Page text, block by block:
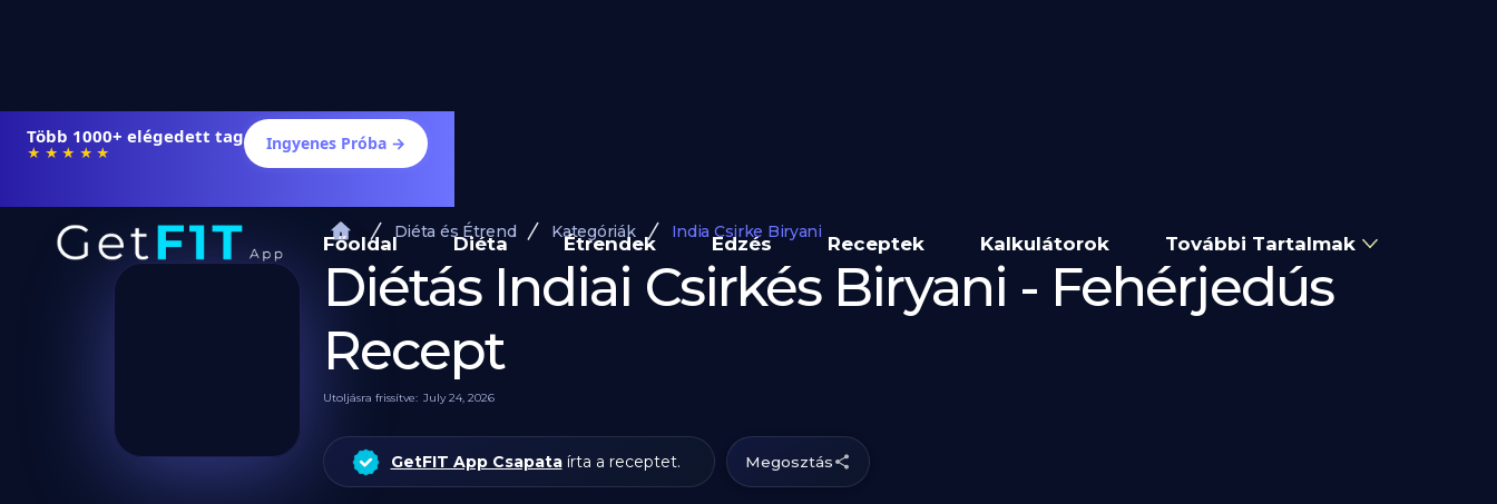
Több 1000+ elégedett tag
★★★★★ Ingyenes Próba →
Főoldal Diéta Étrendek Edzés Receptek Kalkulátorok További Tartalmak
Diéta és Étrend Kategóriák India Csirke Biryani
Diétás Indiai Csirkés Biryani - Fehérjedús
Recept
Utoljásra frissítve: July 24, 2026
GetFIT App Csapataírta a receptet. Megosztás